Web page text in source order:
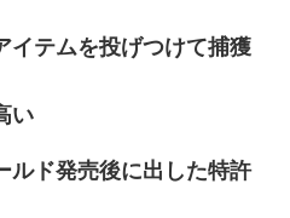
イテムを投げつけて捕獲
い
ルド発売後に出した特許